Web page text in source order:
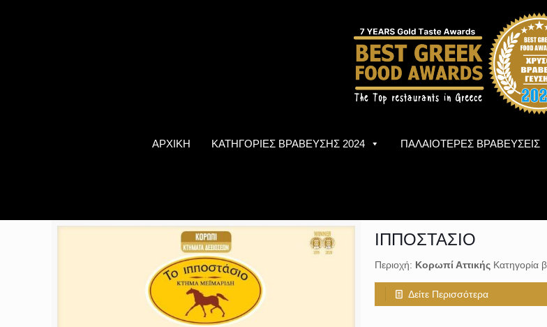
ΑΡΧΙΚΗ ΚΑΤΗΓΟΡΙΕΣ ΒΡΑΒΕΥΣΗΣ 2024 ΠΑΛΑΙΟΤΕΡΕΣ ΒΡΑΒΕΥΣΕΙΣ
ΙΠΠΟΣΤΑΣΙΟ
Περιοχή: Κορωπί ΑττικήςΚατηγορία
Δείτε Περισσότερα